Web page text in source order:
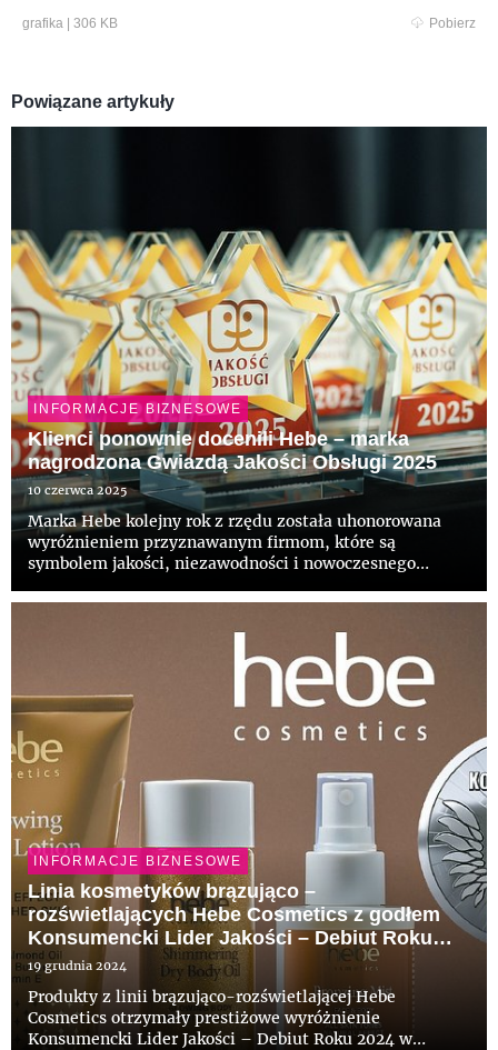
grafika 306 KB Pobierz
Powiązane artykuły
INFORMACJE BIZNESOWE
Klienci ponownie docenili Hebe – marka
nagrodzona Gwiazdą Jakości Obsługi 2025
10 czerwca 2025
Marka Hebe kolejny rok z rzędu została uhonorowana
wyróżnieniem przyznawanym firmom, które są
symbolem jakości, niezawodności i nowoczesnego
zaangażowania pracowników, którzy każdego dnia
budują relacje z klientami oparte na zau...
INFORMACJE BIZNESOWE
Linia kosmetyków brązująco –
rozświetlających Hebe Cosmetics z godłem
Konsumencki Lider Jakości – Debiut Roku
2024!
19 grudnia 2024
Produkty z linii brązująco-rozświetlającej Hebe
Cosmetics otrzymały prestiżowe wyróżnienie
Konsumencki Lider Jakości – Debiut Roku 2024 w